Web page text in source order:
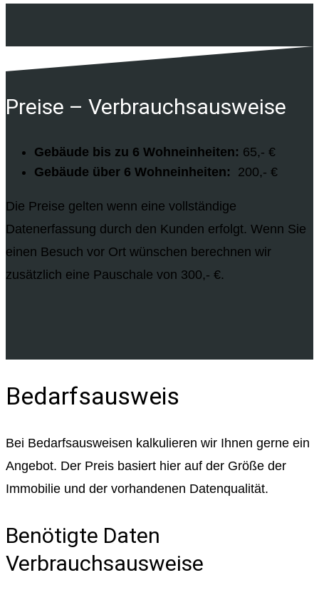
Preise – Verbrauchsausweise
Gebäude bis zu 6 Wohneinheiten: 65,- €
Gebäude über 6 Wohneinheiten: 200,- €
Die Preise gelten wenn eine vollständige
Datenerfassung durch den Kunden erfolgt. Wenn Sie
einen Besuch vor Ort wünschen berechnen wir
zusätzlich eine Pauschale von 300,- €.
Bedarfsausweis
Bei Bedarfsausweisen kalkulieren wir Ihnen gerne ein
Angebot. Der Preis basiert hier auf der Größe der
Immobilie und der vorhandenen Datenqualität.
Benötigte Daten
Verbrauchsausweise